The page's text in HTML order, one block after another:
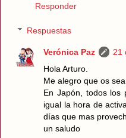
Responder
Respuestas
Verónica Paz
21
Hola Arturo.
Me alegro que os
En Japón, todos los
igual la hora de
días que mas
un saludo